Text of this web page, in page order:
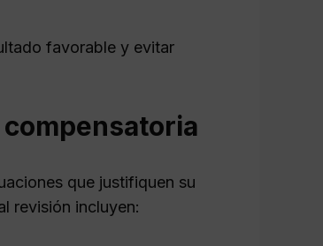
favorable y evitar
que justifiquen su
revisión incluyen: